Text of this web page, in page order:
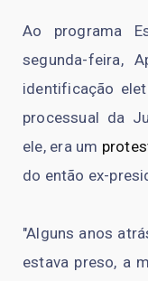
Ao programa
segunda-feira,
identificação
processual da
ele, era um
do então ex-
"Alguns anos
estava preso, a